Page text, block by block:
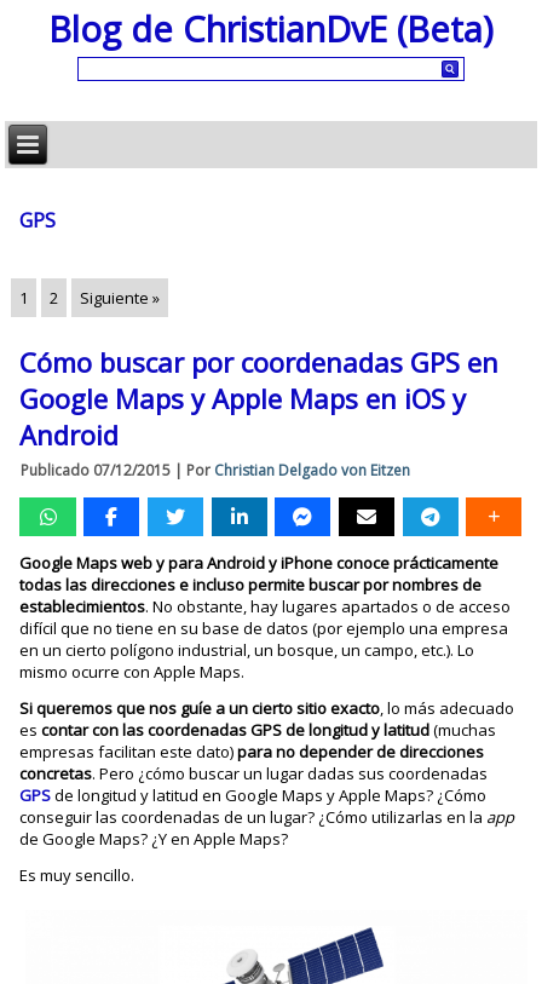
Blog de ChristianDvE (Beta)
GPS
1 2 Siguiente »
Cómo buscar por coordenadas GPS en
Google Maps y Apple Maps en iOS y
Android
Publicado 07/12/2015 | Por Christian Delgado von Eitzen
Google Maps web y para Android y iPhone conoce prácticamente
todas las direcciones e incluso permite buscar por nombres de
establecimientos. No obstante, hay lugares apartados o de acceso
difícil que no tiene en su base de datos (por ejemplo una empresa
en un cierto polígono industrial, un bosque, un campo, etc.). Lo
mismo ocurre con Apple Maps.
Si queremos que nos guíe a un cierto sitio exacto, lo más adecuado
escontar con las coordenadas GPS de longitud y latitud(muchas
empresas facilitan este dato)para no depender de direcciones
concretas. Pero ¿cómo buscar un lugar dadas sus coordenadas
GPSde longitud y latitud en Google Maps y Apple Maps? ¿Cómo
conseguir las coordenadas de un lugar? ¿Cómo utilizarlas en la app
de Google Maps? ¿Y en Apple Maps?
Es muy sencillo.